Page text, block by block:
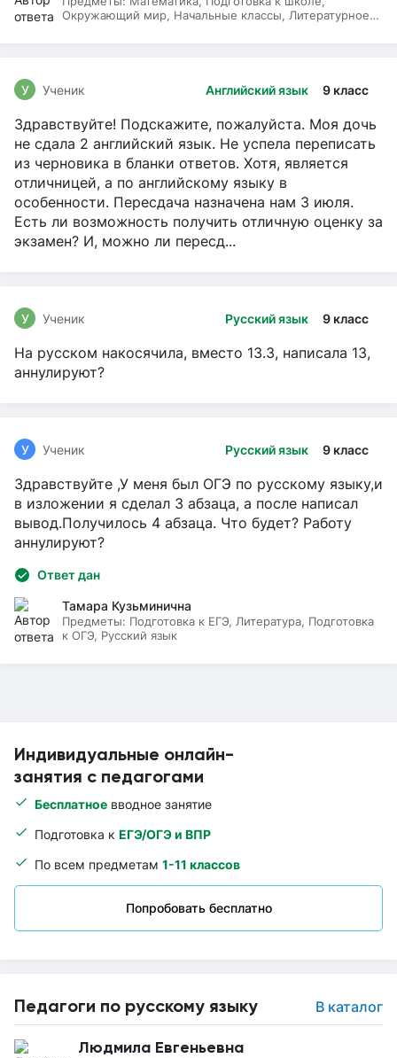
Индивидуальные онлайн-
занятия с педагогами
Бесплатное вводное занятие
Подготовка к ЕГЭ/ОГЭ и ВПР
По всем предметам 1-11 классов
Попробовать бесплатно
Педагоги по русскому языку В каталог
Людмила Евгеньевна
Окружающий мир, Начальные классы, Литературное
Английский язык 9 класс
У Ученик
Здравствуйте! Подскажите, пожалуйста. Моя дочь
не сдала 2 английский язык. Не успела переписать
из черновика в бланки ответов. Хотя, является
отличницей, а по английскому языку в
особенности. Пересдача назначена нам 3 июля.
Есть ли возможность получить отличную оценку за
экзамен? И, можно ли пересд...
Русский язык 9 класс
У Ученик
На русском накосячила, вместо 13.3, написала 13,
аннулируют?
Русский язык 9 класс
У Ученик
Здравствуйте ,У меня был ОГЭ по русскому языку,и
в изложении я сделал 3 абзаца, а после написал
вывод.Получилось 4 абзаца. Что будет? Работу
аннулируют?
Ответ дан
Тамара Кузьминична
Предметы: Подготовка к ЕГЭ, Литература, Подготовка
к ОГЭ, Русский язык